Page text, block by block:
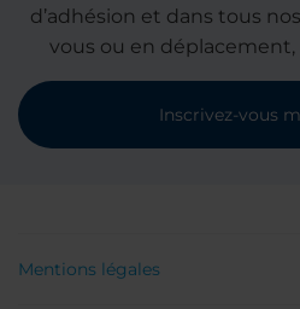
d’adhésion et dans tous
vous ou en déplacement,
Inscrivez-vous
Mentions légales